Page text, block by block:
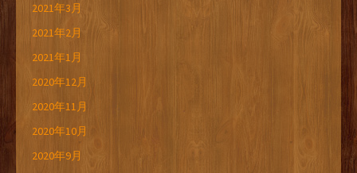
2021年3月
2021年2月
2021年1月
2020年12月
2020年11月
2020年10月
2020年9月